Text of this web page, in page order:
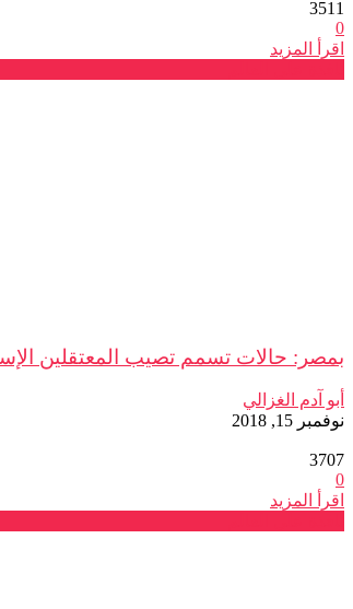
3511
0
اقرأ المزيد
بمصر: حالات تسمم تصيب المعتقلين
أبو آدم الغزالي
نوفمبر 15, 2018
3707
0
اقرأ المزيد